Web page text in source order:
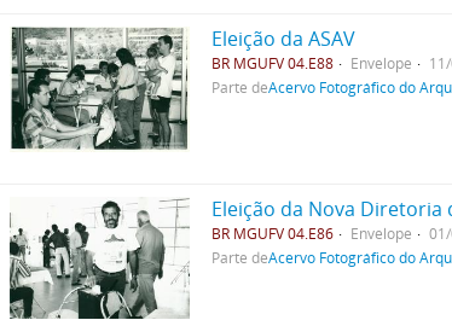
Eleição da ASAV
BR MGUFV 04.E88 Envelope
Parte deAcervo Fotográfico do
Eleição da Nova Diretoria
BR MGUFV 04.E86 Envelope
Parte deAcervo Fotográfico do